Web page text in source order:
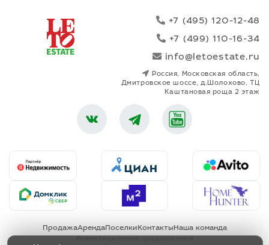
+7 (495) 120-12-48
+7 (499) 110-16-34
info@letoestate.ru
Россия, Московская область,
Дмитровское шоссе, д.Шолохово, ТЦ
Каштановая роща 2 этаж
ПродажаАрендаПоселкиКонтактыНаша команда